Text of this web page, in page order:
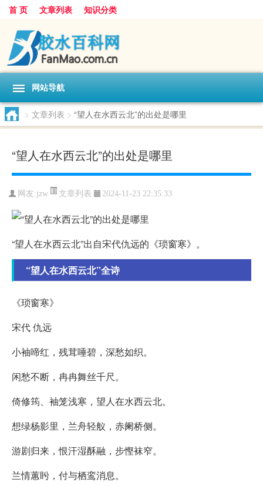
首 页 文章列表 知识分类
网站导航
> 文章列表 > “望人在水西云北”的出处是哪里
“望人在水西云北”的出处是哪里
网友:jzw 文章列表 2024-11-23 22:35:33
“望人在水西云北”出自宋代仇远的《琐窗寒》。
“望人在水西云北”全诗
《琐窗寒》
宋代 仇远
小袖啼红，残茸唾碧，深愁如织。
闲愁不断，冉冉舞丝千尺。
倚修筠、袖笼浅寒，望人在水西云北。
想绿杨影里，兰舟轻舣，赤阑桥侧。
游剧归来，恨汗湿酥融，步慳袜窄。
兰情蕙盻，付与栖鸾消息。